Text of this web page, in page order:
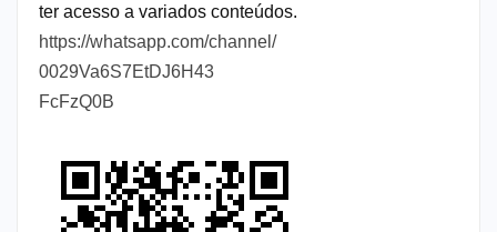
ter acesso a variados conteúdos.
https://whatsapp.com/channel/
0029Va6S7EtDJ6H43
FcFzQ0B